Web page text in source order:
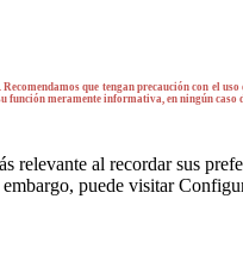
que tengan precaución con
meramente informativa, en ningún
al recordar sus
puede visitar